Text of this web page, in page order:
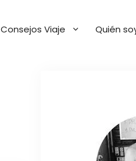
Consejos Viaje Quién